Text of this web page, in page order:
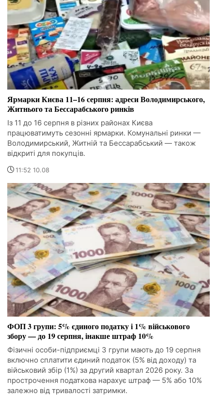
Ярмарки Києва 11–16 серпня: адреси Володимирського,
Житнього та Бессарабського ринків
Із 11 до 16 серпня в різних районах Києва
працюватимуть сезонні ярмарки. Комунальні ринки —
Володимирський, Житній та Бессарабський — також
відкриті для покупців.
11:52 10.08
ФОП 3 групи: 5% єдиного податку і 1% військового
збору — до 19 серпня, інакше штраф 10%
Фізичні особи-підприємці 3 групи мають до 19 серпня
включно сплатити єдиний податок (5% від доходу) та
військовий збір (1%) за другий квартал 2026 року. За
прострочення податкова нарахує штраф — 5% або 10%
залежно від тривалості затримки.